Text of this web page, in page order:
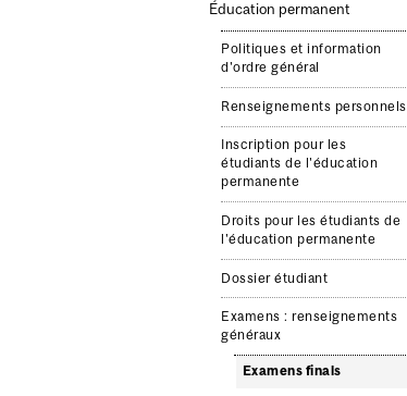
Éducation permanent
Politiques et information
d'ordre général
Renseignements personnels
Inscription pour les
étudiants de l'éducation
permanente
Droits pour les étudiants de
l'éducation permanente
Dossier étudiant
Examens : renseignements
généraux
Examens finals